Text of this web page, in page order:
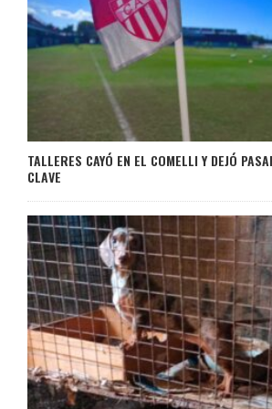
TALLERES CAYÓ EN EL COMELLI Y DEJÓ
CLAVE